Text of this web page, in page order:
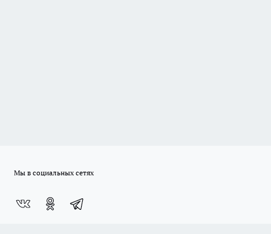
Мы в социальных сетях